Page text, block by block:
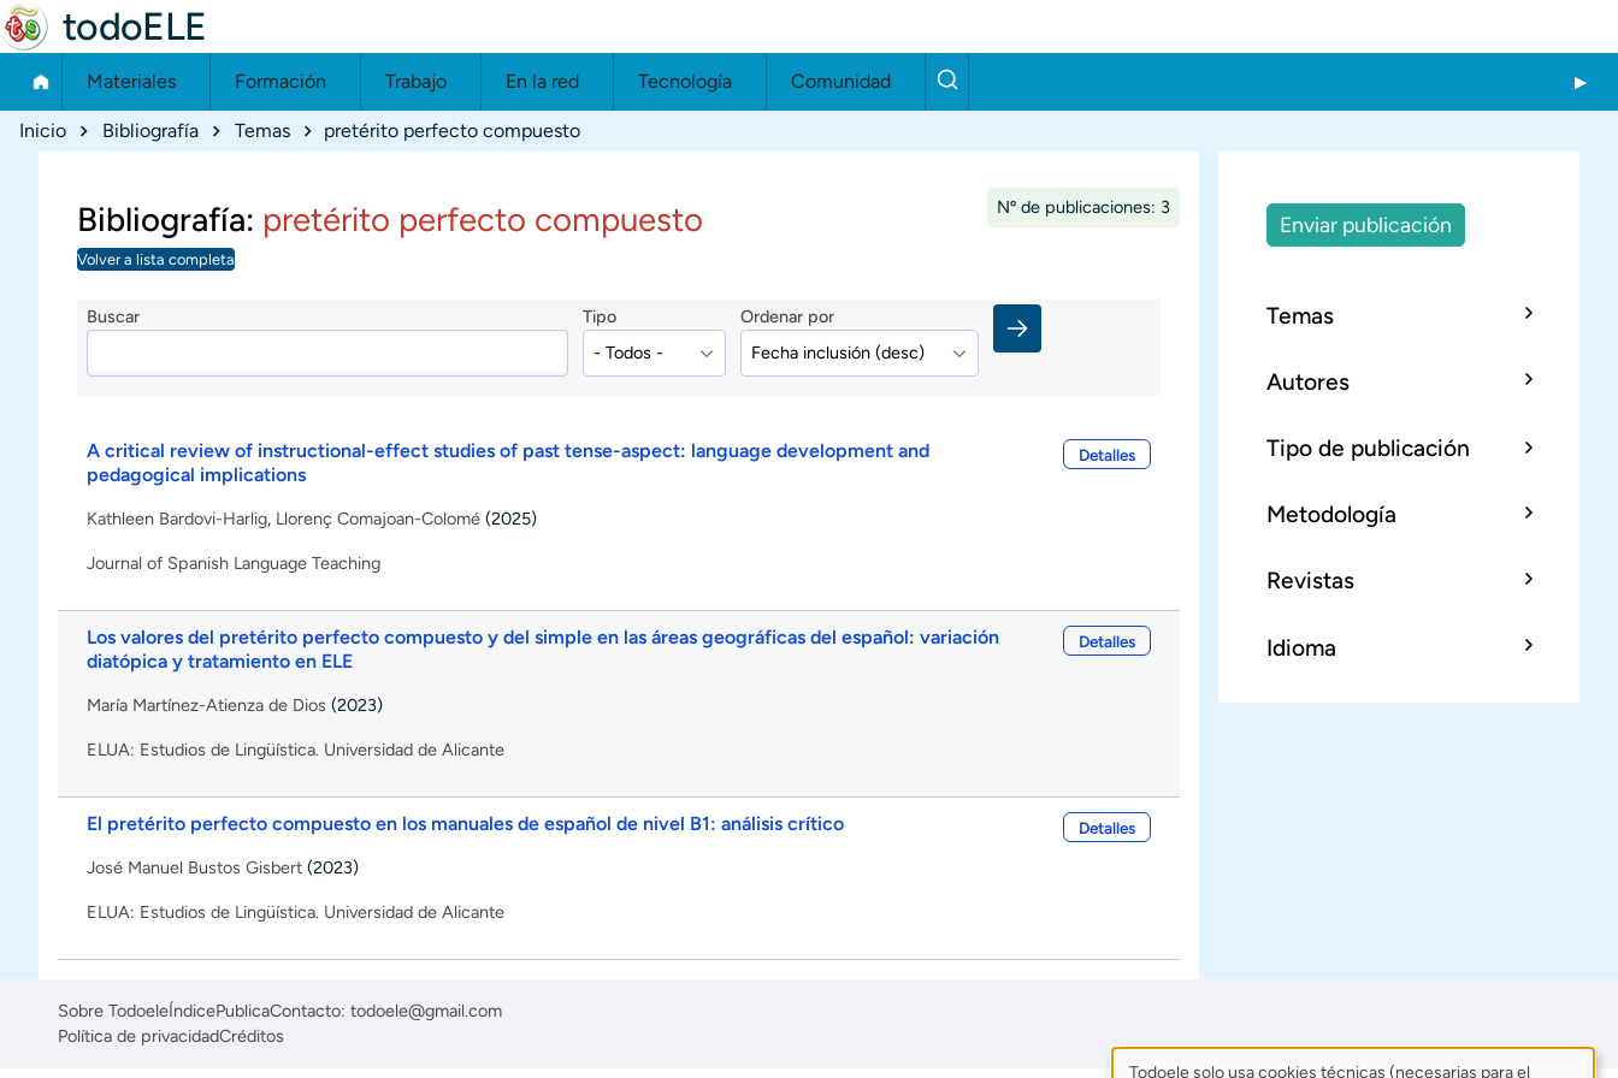
todoELE
Materiales Formación Trabajo En la red Tecnología Comunidad
Ruta de navegación
Inicio Bibliografía Temas pretérito perfecto compuesto
Bibliografía: pretérito perfecto compuesto Nº de publicaciones: 3
Volver a lista completa
Buscar Tipo Ordenar por
A critical review of instructional-effect studies of past tense-aspect: language development and
pedagogical implications
Kathleen Bardovi-Harlig, Llorenç Comajoan-Colomé (2025)
Journal of Spanish Language Teaching
Detalles
Los valores del pretérito perfecto compuesto y del simple en las áreas geográficas del español: variación
diatópica y tratamiento en ELE
María Martínez-Atienza de Dios (2023)
ELUA: Estudios de Lingüística. Universidad de Alicante
Detalles
El pretérito perfecto compuesto en los manuales de español de nivel B1: análisis crítico
José Manuel Bustos Gisbert (2023)
ELUA: Estudios de Lingüística. Universidad de Alicante
Detalles
Enviar publicación
Temas
Autores
Tipo de publicación
Metodología
Revistas
Idioma
Sobre TodoeleÍndicePublicaContacto: todoele@gmail.com
Política de privacidadCréditos
Todoele solo usa cookies técnicas (necesarias para el